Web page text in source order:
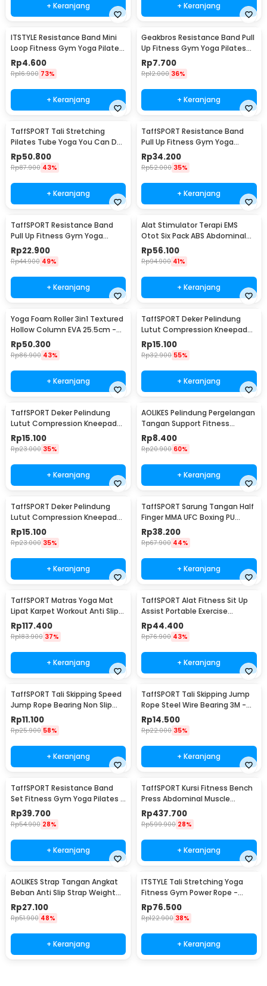
+ Keranjang + Keranjang
ITSTYLE Resistance Band Mini
Loop Fitness Gym Yoga Pilates
Latex - ITS05
Rp4.600
Rp16.900 73%
+ Keranjang
Geakbros Resistance Band Pull
Up Fitness Gym Yoga Pilates
Karet TPR - GK-YG34
Rp7.700
Rp12.000 36%
+ Keranjang
TaffSPORT Tali Stretching
Pilates Tube Yoga You Can Do
It 11 Set - R11
Rp50.800
Rp87.900 43%
+ Keranjang
TaffSPORT Resistance Band
Pull Up Fitness Gym Yoga
Pilates Latex Size L - Y66OR
Rp34.200
Rp52.000 35%
+ Keranjang
TaffSPORT Resistance Band
Pull Up Fitness Gym Yoga
Pilates Latex Size M - Y66OR
Rp22.900
Rp44.900 49%
+ Keranjang
Alat Stimulator Terapi EMS
Otot Six Pack ABS Abdominal
Muscle - 068R2
Rp56.100
Rp94.900 41%
+ Keranjang
Yoga Foam Roller 3in1 Textured
Hollow Column EVA 25.5cm -
H0031
Rp50.300
Rp86.900 43%
+ Keranjang
TaffSPORT Deker Pelindung
Lutut Compression Kneepad
Gym Fitness 1 PCS M - SS7
Rp15.100
Rp32.900 55%
+ Keranjang
TaffSPORT Deker Pelindung
Lutut Compression Kneepad
Gym Fitness 1 PCS L - SS7
Rp15.100
Rp23.000 35%
+ Keranjang
AOLIKES Pelindung Pergelangan
Tangan Support Fitness
Olahraga - 1526
Rp8.400
Rp20.900 60%
+ Keranjang
TaffSPORT Deker Pelindung
Lutut Compression Kneepad
Gym Fitness 1 PCS XL - SS7
Rp15.100
Rp23.000 35%
+ Keranjang
TaffSPORT Sarung Tangan Half
Finger MMA UFC Boxing PU
Leather Gloves - FE-BO0027
Rp38.200
Rp67.900 44%
+ Keranjang
TaffSPORT Matras Yoga Mat
Lipat Karpet Workout Anti Slip
TPE 183x61cm - PROlite 60
Rp117.400
Rp183.900 37%
+ Keranjang
TaffSPORT Alat Fitness Sit Up
Assist Portable Exercise
Equipment - CM001
Rp44.400
Rp76.900 43%
+ Keranjang
TaffSPORT Tali Skipping Speed
Jump Rope Bearing Non Slip
Sports Weight - JR05
Rp11.100
Rp25.900 58%
+ Keranjang
TaffSPORT Tali Skipping Jump
Rope Steel Wire Bearing 3M -
D053
Rp14.500
Rp22.000 35%
+ Keranjang
TaffSPORT Resistance Band
Set Fitness Gym Yoga Pilates 11
PCS - YR2-11
Rp39.700
Rp54.900 28%
+ Keranjang
TaffSPORT Kursi Fitness Bench
Press Abdominal Muscle
Foldable - YC-300
Rp437.700
Rp599.900 28%
+ Keranjang
AOLIKES Strap Tangan Angkat
Beban Anti Slip Strap Weight
Lifting 2 PCS - 7635
Rp27.100
Rp51.900 48%
+ Keranjang
ITSTYLE Tali Stretching Yoga
Fitness Gym Power Rope -
P3PRO
Rp76.500
Rp122.900 38%
+ Keranjang